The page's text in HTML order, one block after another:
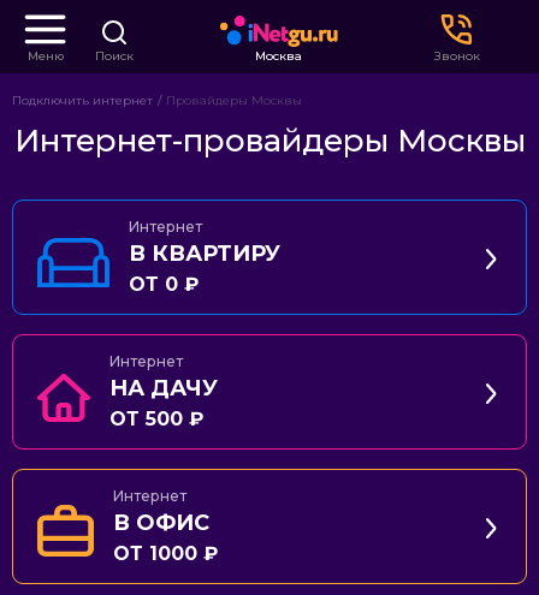
Меню Поиск Москва Звонок
Подключить интернет Провайдеры Москвы
Интернет-провайдеры Москвы
Интернет
В КВАРТИРУ
ОТ 0 ₽
Интернет
НА ДАЧУ
ОТ 500 ₽
Интернет
В ОФИС
ОТ 1000 ₽